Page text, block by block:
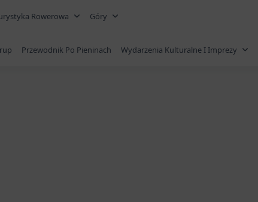
Rowerowa Góry
Przewodnik Po Pieninach Wydarzenia Kulturalne I Imprezy